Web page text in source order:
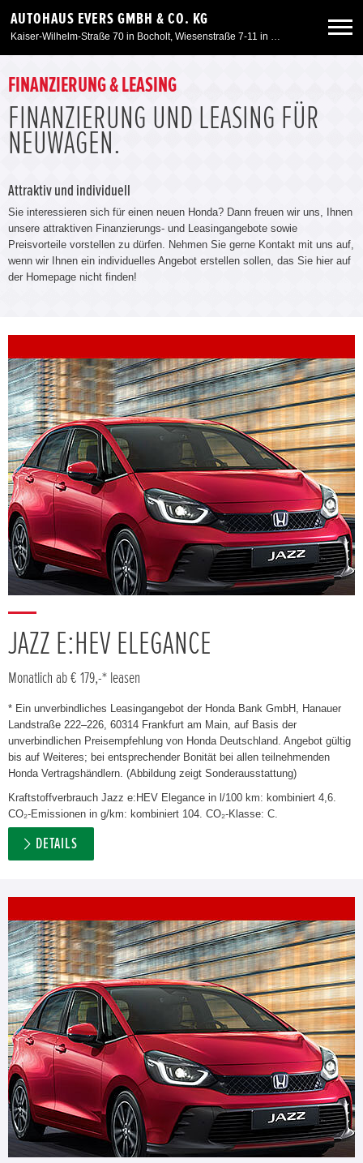
AUTOHAUS EVERS GMBH & CO. KG
Kaiser-Wilhelm-Straße 70 in Bocholt, Wiesenstraße 7-11 in Kleve, Am Spaltmannsfeld 11-13 in Wesel
Neuwagen
Gebrauchtwagen
Service & Zubehör
Unser Autohaus
FINANZIERUNG & LEASING
FINANZIERUNG UND LEASING FÜR
NEUWAGEN.
Attraktiv und individuell
Sie interessieren sich für einen neuen Honda? Dann freuen wir uns, Ihnen
unsere attraktiven Finanzierungs- und Leasingangebote sowie
Preisvorteile vorstellen zu dürfen. Nehmen Sie gerne Kontakt mit uns auf,
wenn wir Ihnen ein individuelles Angebot erstellen sollen, das Sie hier auf
der Homepage nicht finden!
JAZZ E:HEV ELEGANCE
Monatlich ab € 179,-* leasen
* Ein unverbindliches Leasingangebot der Honda Bank GmbH, Hanauer
Landstraße 222–226, 60314 Frankfurt am Main, auf Basis der
unverbindlichen Preisempfehlung von Honda Deutschland. Angebot gültig
bis auf Weiteres; bei entsprechender Bonität bei allen teilnehmenden
Honda Vertragshändlern. (Abbildung zeigt Sonderausstattung)
Kraftstoffverbrauch Jazz e:HEV Elegance in l/100 km: kombiniert 4,6.
CO₂-Emissionen in g/km: kombiniert 104. CO₂-Klasse: C.
DETAILS